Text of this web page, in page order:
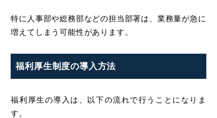
特に人事部や総務部などの担当部署は、業務量が急に
増えてしまう可能性があります。
福利厚生制度の導入方法
福利厚生の導入は、以下の流れで行うことになりま
す。